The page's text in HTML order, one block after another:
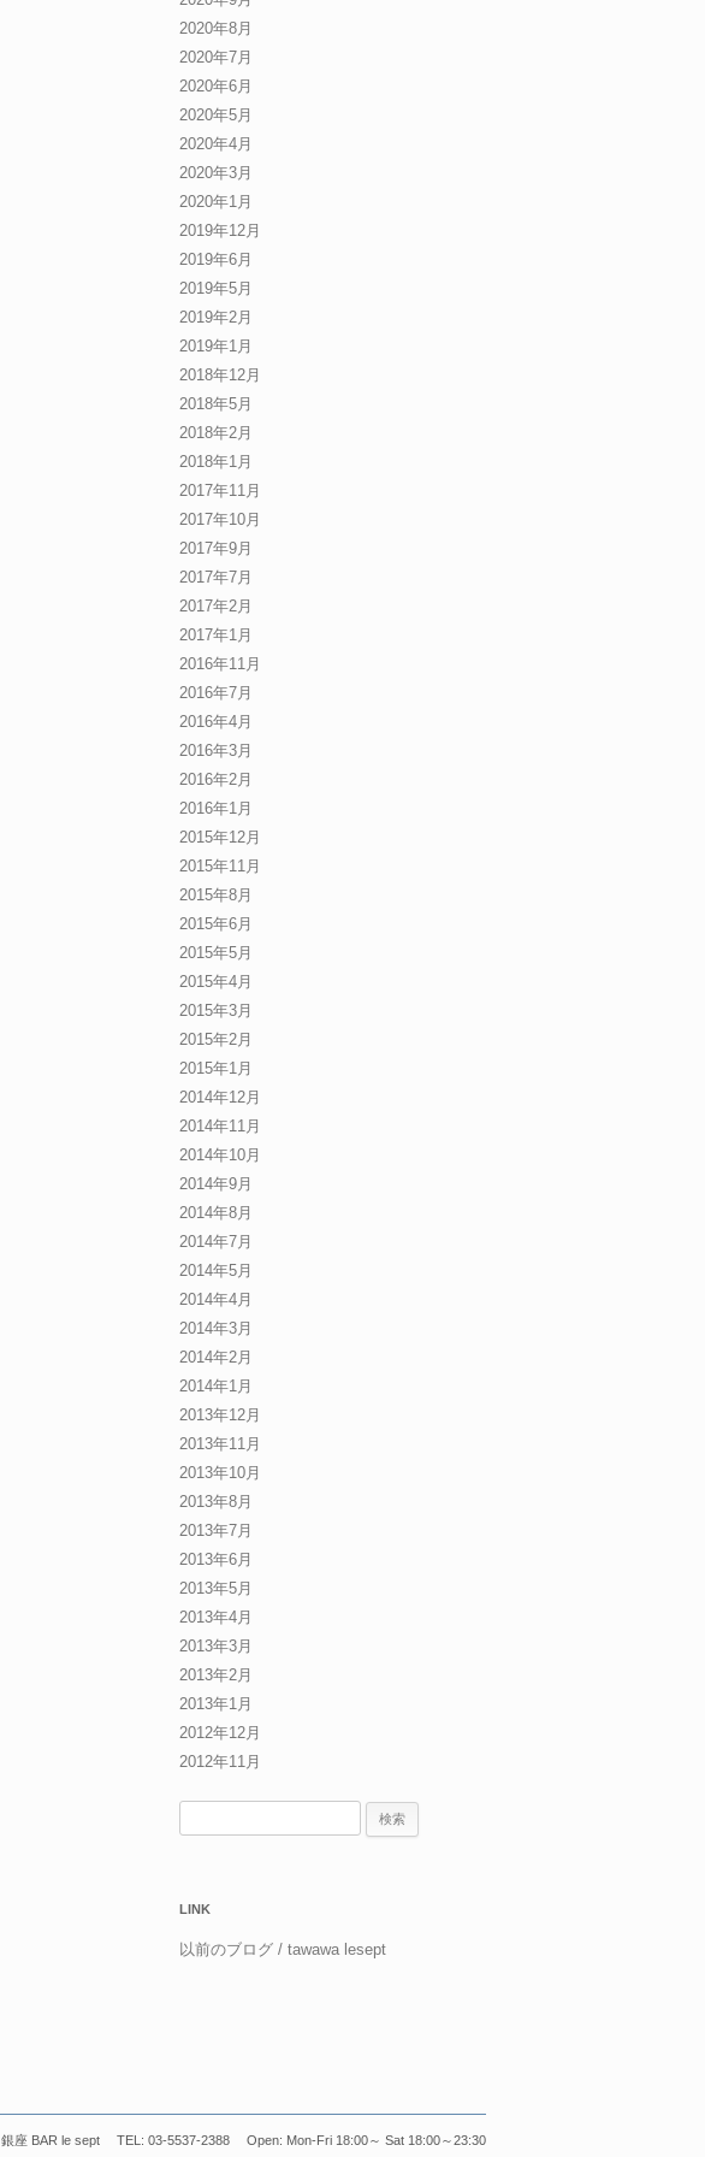
2020年8月
2020年7月
2020年6月
2020年5月
2020年4月
2020年3月
2020年1月
2019年12月
2019年6月
2019年5月
2019年2月
2019年1月
2018年12月
2018年5月
2018年2月
2018年1月
2017年11月
2017年10月
2017年9月
2017年7月
2017年2月
2017年1月
2016年11月
2016年7月
2016年4月
2016年3月
2016年2月
2016年1月
2015年12月
2015年11月
2015年8月
2015年6月
2015年5月
2015年4月
2015年3月
2015年2月
2015年1月
2014年12月
2014年11月
2014年10月
2014年9月
2014年8月
2014年7月
2014年5月
2014年4月
2014年3月
2014年2月
2014年1月
2013年12月
2013年11月
2013年10月
2013年8月
2013年7月
2013年6月
2013年5月
2013年4月
2013年3月
2013年2月
2013年1月
2012年12月
2012年11月
LINK
以前のブログ / tawawa lesept
銀座 BAR le sept TEL: 03-5537-2388 Open: Mon-Fri 18:00～ Sat 18:00～23:30